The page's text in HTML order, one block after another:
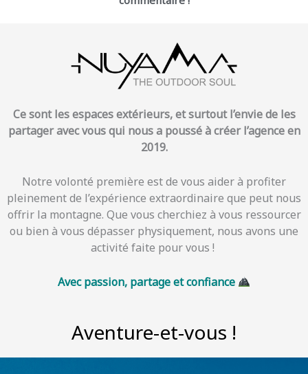
Ce sont les espaces extérieurs, et surtout l’envie de les
partager avec vous qui nous a poussé à créer l’agence en
2019.
Notre volonté première est de vous aider à profiter
pleinement de l’expérience extraordinaire que peut nous
offrir la montagne. Que vous cherchiez à vous ressourcer
ou bien à vous dépasser physiquement, nous avons une
activité faite pour vous !
Avec passion, partage et confiance
Aventure-et-vous !